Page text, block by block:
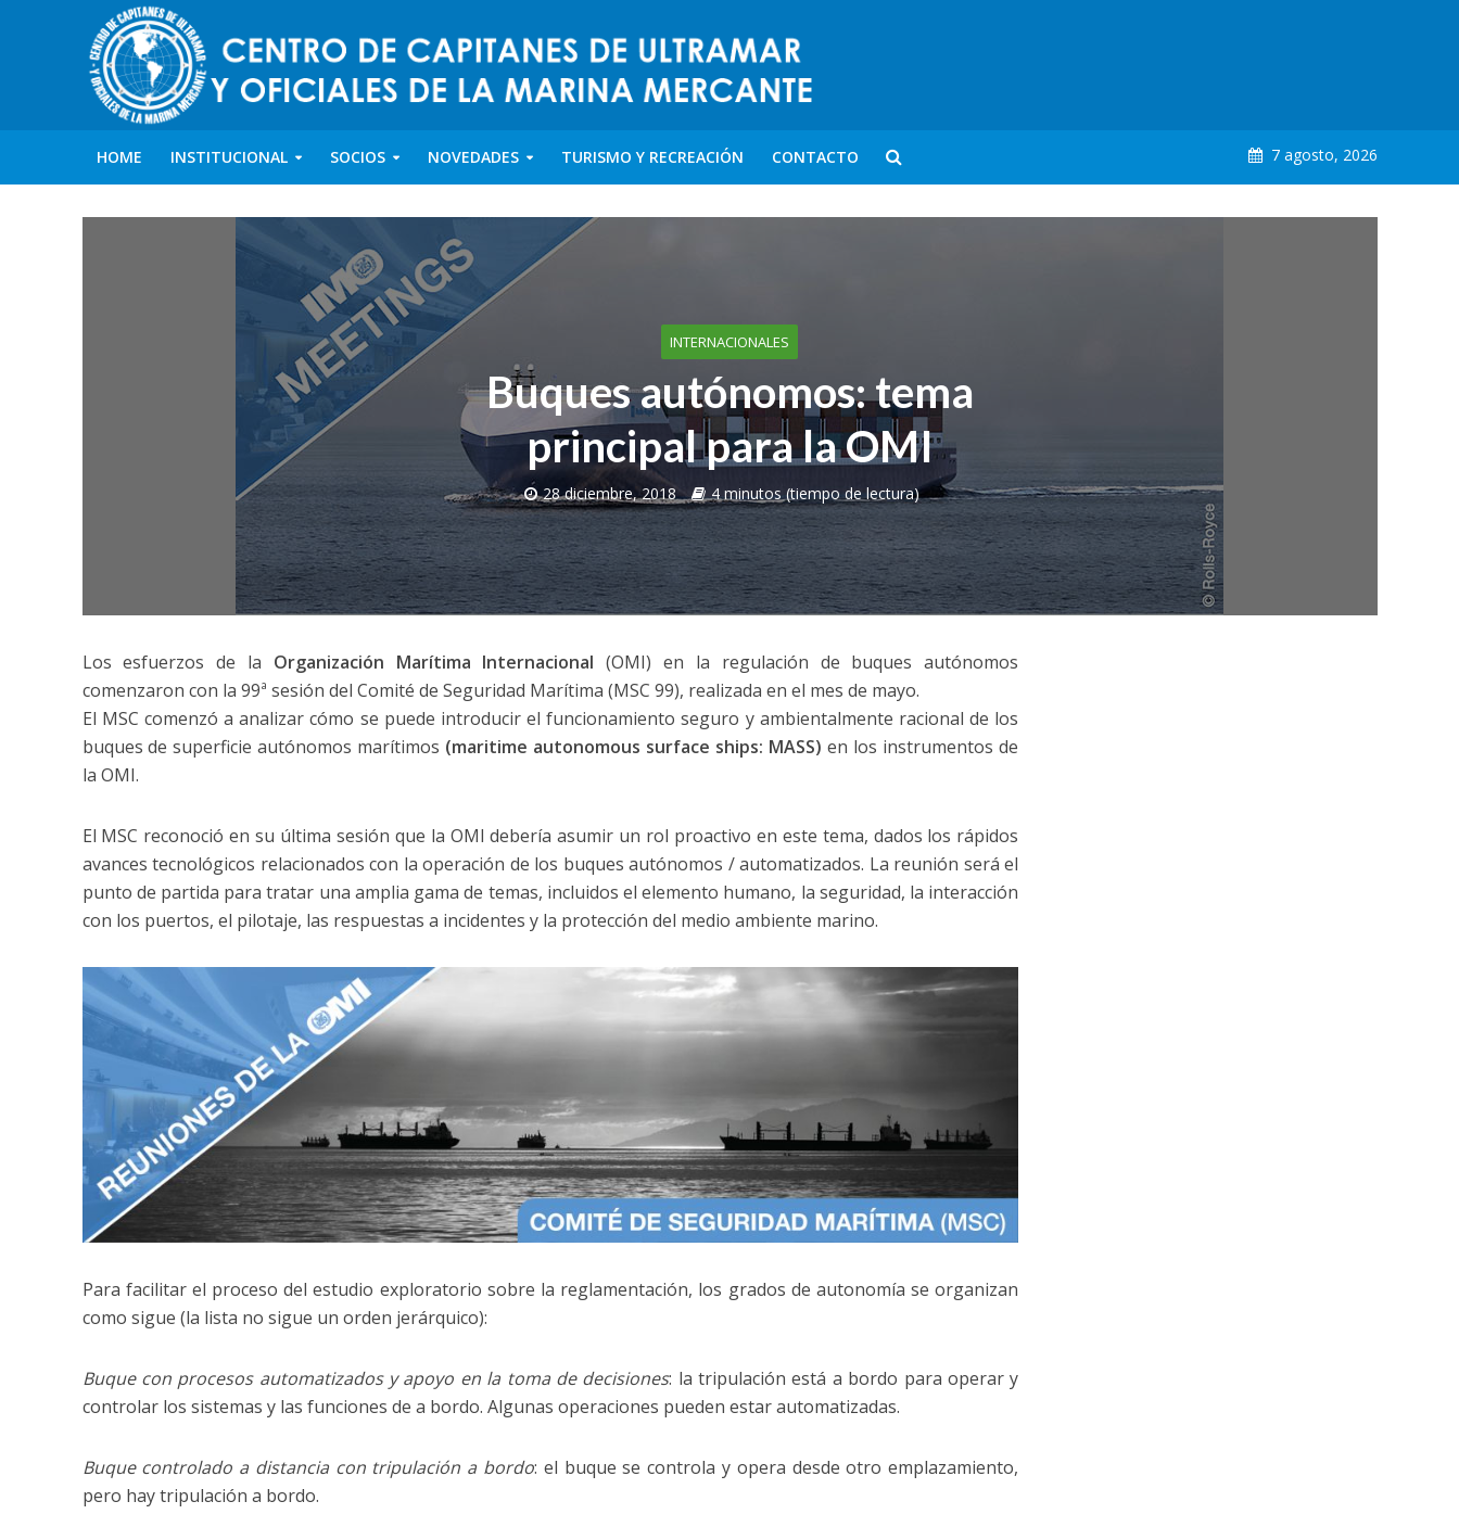
HOME INSTITUCIONAL SOCIOS NOVEDADES TURISMO Y RECREACIÓN CONTACTO 7 agosto, 2026
INTERNACIONALES
Buques autónomos: tema
principal para la OMI
28 diciembre, 2018 4 minutos (tiempo de lectura)
Los esfuerzos de la Organización Marítima Internacional (OMI) en la regulación de buques autónomos
comenzaron con la 99ª sesión del Comité de Seguridad Marítima (MSC 99), realizada en el mes de mayo.
El MSC comenzó a analizar cómo se puede introducir el funcionamiento seguro y ambientalmente racional de los
buques de superficie autónomos marítimos (maritime autonomous surface ships: MASS) en los instrumentos de
la OMI.
El MSC reconoció en su última sesión que la OMI debería asumir un rol proactivo en este tema, dados los rápidos
avances tecnológicos relacionados con la operación de los buques autónomos / automatizados. La reunión será el
punto de partida para tratar una amplia gama de temas, incluidos el elemento humano, la seguridad, la interacción
con los puertos, el pilotaje, las respuestas a incidentes y la protección del medio ambiente marino.
Para facilitar el proceso del estudio exploratorio sobre la reglamentación, los grados de autonomía se organizan
como sigue (la lista no sigue un orden jerárquico):
Buque con procesos automatizados y apoyo en la toma de decisiones: la tripulación está a bordo para operar y
controlar los sistemas y las funciones de a bordo. Algunas operaciones pueden estar automatizadas.
Buque controlado a distancia con tripulación a bordo: el buque se controla y opera desde otro emplazamiento,
pero hay tripulación a bordo.